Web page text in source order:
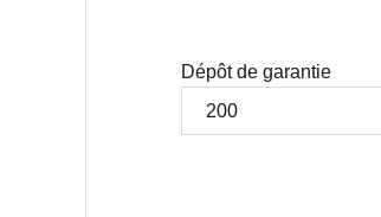
Dépôt de garantie